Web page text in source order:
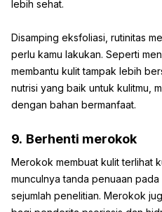
lebih sehat.
Disamping eksfoliasi, rutinitas
perlu kamu lakukan. Seperti
membantu kulit tampak lebih
nutrisi yang baik untuk kulitmu,
dengan bahan bermanfaat.
9. Berhenti merokok
Merokok membuat kulit terlihat
munculnya tanda penuaan
sejumlah penelitian. Merokok